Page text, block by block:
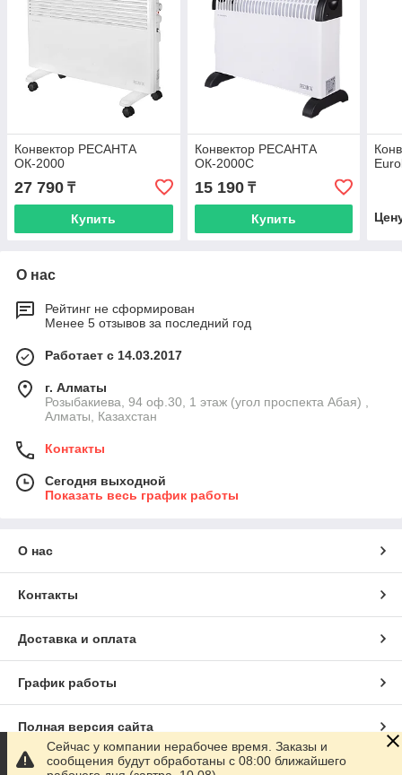
Конвектор РЕСАНТА
ОК-2000
27 790 ₸
Купить
Конвектор РЕСАНТА
ОК-2000С
15 190₸
Купить
О нас
Рейтинг не сформирован
Менее 5 отзывов за последний год
Работает с 14.03.2017
г. Алматы
Розыбакиева, 94 оф.30, 1 этаж (угол проспекта Абая) ,
Алматы, Казахстан
Контакты
Сегодня выходной
Показать весь график работы
О нас
Контакты
Доставка и оплата
График работы
Полная версия сайта
Сайт создан на маркетплейсеSatu.kz
Сейчас у компании нерабочее время. Заказы и
сообщения будут обработаны с 08:00 ближайшего